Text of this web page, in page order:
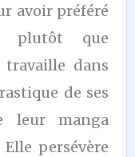
avoir préféré
plutôt que
dans
de ses
leur manga
persévère